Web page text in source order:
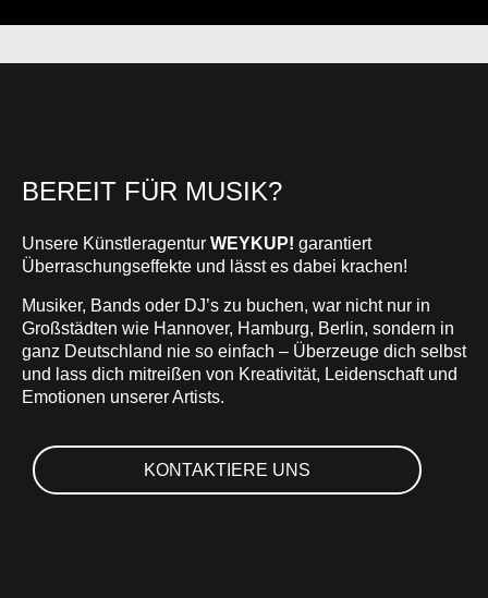
BEREIT FÜR MUSIK?
Unsere Künstleragentur WEYKUP! garantiert
Überraschungseffekte und lässt es dabei krachen!
Musiker, Bands oder DJ’s zu buchen, war nicht nur in
Großstädten wie Hannover, Hamburg, Berlin, sondern in
ganz Deutschland nie so einfach – Überzeuge dich selbst
und lass dich mitreißen von Kreativität, Leidenschaft und
Emotionen unserer Artists.
KONTAKTIERE UNS